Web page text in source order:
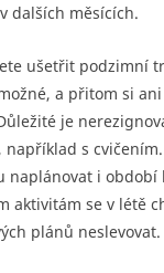
dalších měsících.
ušetřit podzimní
a přitom si
je
například s
naplánovat i období
aktivitám se v létě
plánů neslevovat.